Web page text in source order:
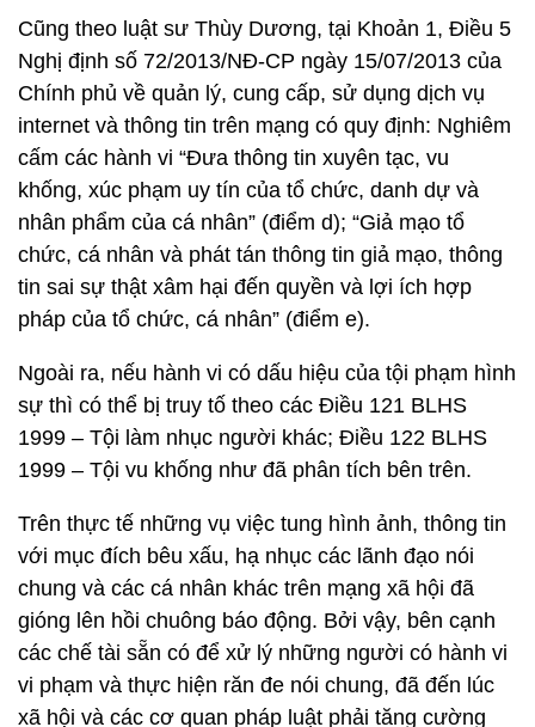
Cũng theo luật sư Thùy Dương, tại Khoản 1, Điều 5
Nghị định số 72/2013/NĐ-CP ngày 15/07/2013 của
Chính phủ về quản lý, cung cấp, sử dụng dịch vụ
internet và thông tin trên mạng có quy định: Nghiêm
cấm các hành vi “Đưa thông tin xuyên tạc, vu
khống, xúc phạm uy tín của tổ chức, danh dự và
nhân phẩm của cá nhân” (điểm d); “Giả mạo tổ
chức, cá nhân và phát tán thông tin giả mạo, thông
tin sai sự thật xâm hại đến quyền và lợi ích hợp
pháp của tổ chức, cá nhân” (điểm e).
Ngoài ra, nếu hành vi có dấu hiệu của tội phạm hình
sự thì có thể bị truy tố theo các Điều 121 BLHS
1999 – Tội làm nhục người khác; Điều 122 BLHS
1999 – Tội vu khống như đã phân tích bên trên.
Trên thực tế những vụ việc tung hình ảnh, thông tin
với mục đích bêu xấu, hạ nhục các lãnh đạo nói
chung và các cá nhân khác trên mạng xã hội đã
gióng lên hồi chuông báo động. Bởi vậy, bên cạnh
các chế tài sẵn có để xử lý những người có hành vi
vi phạm và thực hiện răn đe nói chung, đã đến lúc
xã hội và các cơ quan pháp luật phải tăng cường